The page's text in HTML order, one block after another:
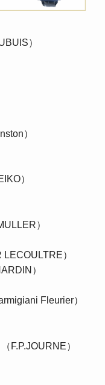
）
）
）
）
）
）
Fleurier）
F.P.JOURNE）